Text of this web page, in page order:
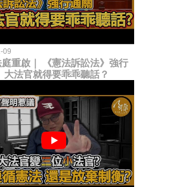
09
重啟｜ 《憲法訴訟法》強行
大法官就得要乖乖聽話？